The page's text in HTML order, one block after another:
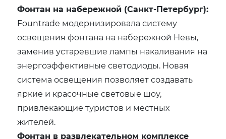
Фонтан на набережной (Санкт-Петербург):
Fountrade модернизировала систему
освещения фонтана на набережной Невы,
заменив устаревшие лампы накаливания на
энергоэффективные светодиоды. Новая
система освещения позволяет создавать
яркие и красочные световые шоу,
привлекающие туристов и местных
жителей.
Фонтан в развлекательном комплексе